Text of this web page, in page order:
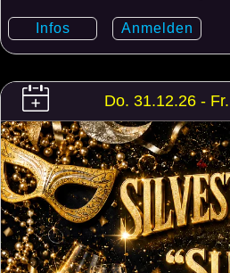
Infos Anmelden
Do. 31.12.26 -